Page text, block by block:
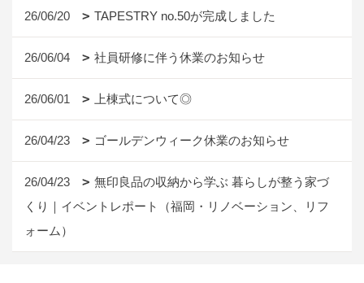
26/06/20 TAPESTRY no.50が完成しました
26/06/04 社員研修に伴う休業のお知らせ
26/06/01 上棟式について◎
26/04/23 ゴールデンウィーク休業のお知らせ
26/04/23
無印良品の収納から学ぶ 暮らしが整う家づ
くり｜イベントレポート（福岡・リノベーション、リフ
ォーム）